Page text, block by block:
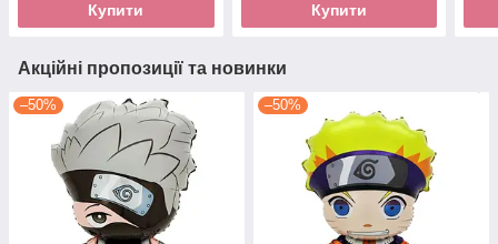
Купити Купити
Акційні пропозиції та новинки
–50% –50%